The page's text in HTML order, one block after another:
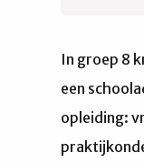
In groep 8
een
opleiding: